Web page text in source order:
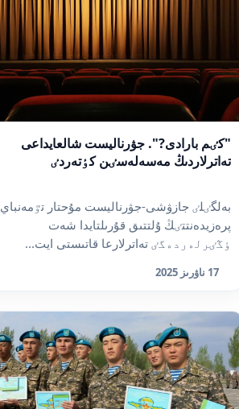
"كٸم بارادى?". جۋرناليست شالعايداعى
تەاترلاردىڭ مەسەلەسٸن كٶتەردٸ
بەلگٸلٸ جازۋشى-جۋرناليست مۇحتار تٷمەنباي
پرەزيدەنتتٸڭ ۇلتتىق قۇرىلتايدا شەت
ٶڭٸرلەردەگٸ تەاترلارعا قاتىستى ايت...
17 ناۋرىز 2025